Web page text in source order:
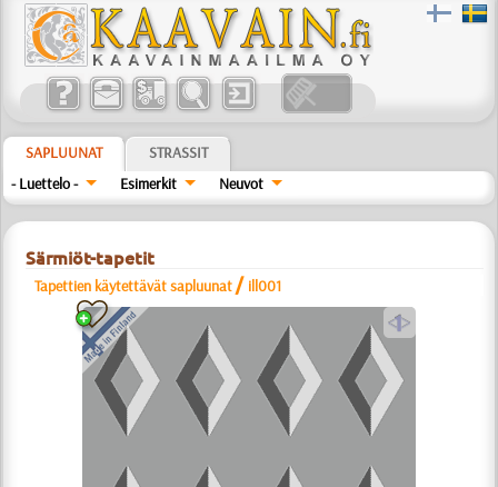
SAPLUUNAT
STRASSIT
- Luettelo -
Esimerkit Neuvot
Särmiöt-tapetit
Tapettien käytettävät sapluunat / ill001
a